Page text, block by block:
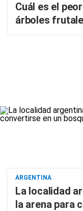
Cuál es el
árboles
ARGENTINA
La localidad
la arena para